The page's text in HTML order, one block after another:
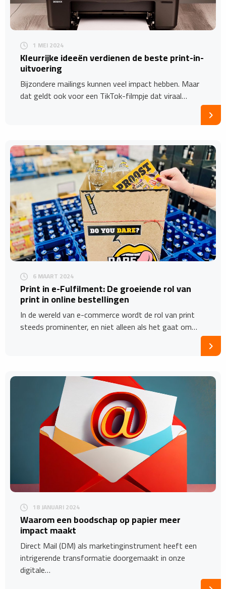
1 MEI 2024
Kleurrijke ideeën verdienen de beste print-in-
uitvoering
Bijzondere mailings kunnen veel impact hebben. Maar
dat geldt ook voor een TikTok-filmpje dat viraal…
6 MAART 2024
Print in e-Fulfilment: De groeiende rol van
print in online bestellingen
In de wereld van e-commerce wordt de rol van print
steeds prominenter, en niet alleen als het gaat om…
18 JANUARI 2024
Waarom een boodschap op papier meer
impact maakt
Direct Mail (DM) als marketinginstrument heeft een
intrigerende transformatie doorgemaakt in onze
digitale…